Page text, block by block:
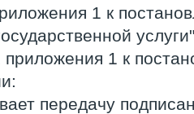
1 к
1 к
передачу